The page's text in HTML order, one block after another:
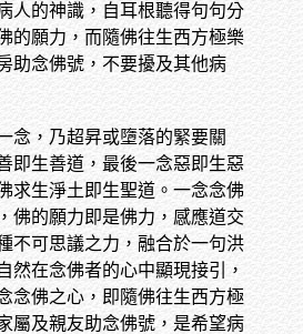
人的神識，自耳根聽得句句分
的願力，而隨佛往生西方極樂
助念佛號，不要擾及其他病
念，乃超昇或墮落的緊要關
即生善道，最後一念惡即生惡
求生淨土即生聖道。一念念佛
佛的願力即是佛力，感應道交
不可思議之力，融合於一句洪
然在念佛者的心中顯現接引，
念佛之心，即隨佛往生西方極
屬及親友助念佛號，是希望病